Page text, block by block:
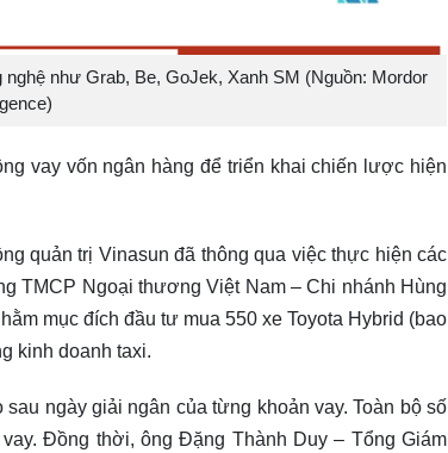
như Grab, Be, GoJek, Xanh SM (Nguồn: Mordor
vay vốn ngân hàng để triển khai chiến lược hiện
quản trị Vinasun đã thông qua việc thực hiện các
TMCP Ngoại thương Việt Nam – Chi nhánh Hùng
mục đích đầu tư mua 550 xe Toyota Hybrid (bao
kinh doanh taxi.
ngày giải ngân của từng khoản vay. Toàn bộ số
Đồng thời, ông Đặng Thành Duy – Tổng Giám